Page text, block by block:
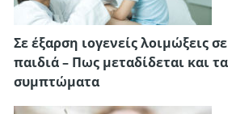
Σε έξαρση ιογενείς λοιμώξεις σε
παιδιά – Πως μεταδίδεται και τα
συμπτώματα